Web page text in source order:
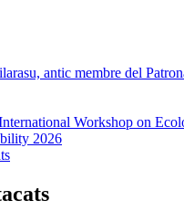
antic membre del
Workshop on
2026